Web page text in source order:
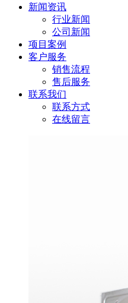
新闻资讯
行业新闻
公司新闻
项目案例
客户服务
销售流程
售后服务
联系我们
联系方式
在线留言